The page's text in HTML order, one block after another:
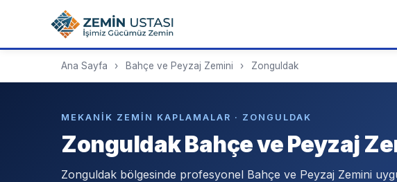
Ana Sayfa › Bahçe ve Peyzaj Zemini › Zonguldak
MEKANIK ZEMIN KAPLAMALAR · ZONGULDAK
Zonguldak Bahçe ve Peyzaj
Zonguldak bölgesinde profesyonel Bahçe ve Peyzaj Zemini